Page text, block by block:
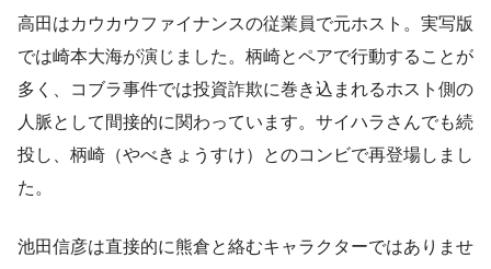
高田はカウカウファイナンスの従業員で元ホスト。実写版
では崎本大海が演じました。柄崎とペアで行動することが
多く、コブラ事件では投資詐欺に巻き込まれるホスト側の
人脈として間接的に関わっています。サイハラさんでも続
投し、柄崎（やべきょうすけ）とのコンビで再登場しまし
た。
池田信彦は直接的に熊倉と絡むキャラクターではありませ